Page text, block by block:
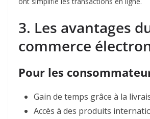
3. Les avantages
commerce
Pour les
Gain de temps grâce à la
Accès à des produits